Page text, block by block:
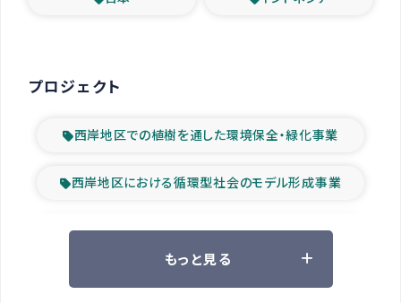
プロジェクト
西岸地区での植樹を通した環境保全・緑化事業
西岸地区における循環型社会のモデル形成事業
ツアー参加者の声
もっと見る